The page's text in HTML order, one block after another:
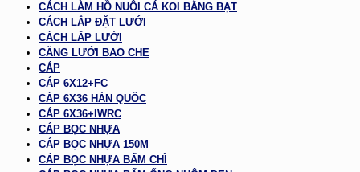
CÁCH LÀM HỒ NUÔI CÁ KOI BẰNG BẠT
CÁCH LẮP ĐẶT LƯỚI
CÁCH LẮP LƯỚI
CĂNG LƯỚI BAO CHE
CÁP
CÁP 6X12+FC
CÁP 6X36 HÀN QUỐC
CÁP 6X36+IWRC
CÁP BỌC NHỰA
CÁP BỌC NHỰA 150M
CÁP BỌC NHỰA BẤM CHÌ